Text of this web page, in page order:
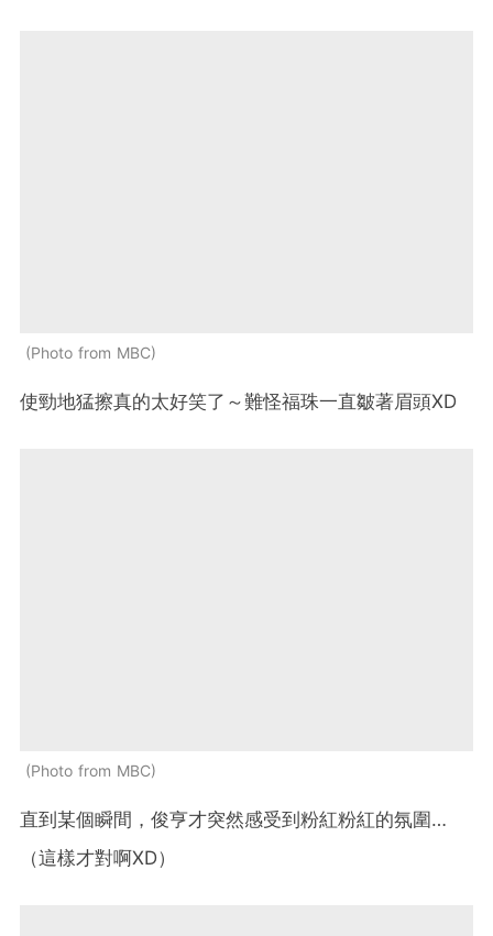
Photo from MBC
使勁地猛擦真的太好笑了～難怪福珠一直皺著眉頭XD
Photo from MBC
直到某個瞬間，俊亨才突然感受到粉紅粉紅的氛圍…
（這樣才對啊XD）